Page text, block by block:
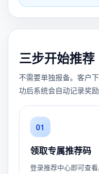
三步开始推荐
不需要单独报备。客户
功后系统会自动记录奖励
01
领取专属推荐码
登录推荐中心即可查